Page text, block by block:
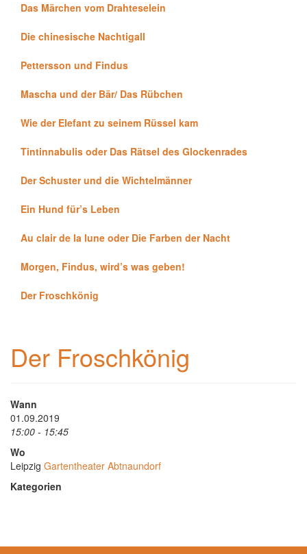
Das Märchen vom Drahteselein
Die chinesische Nachtigall
Pettersson und Findus
Mascha und der Bär/ Das Rübchen
Wie der Elefant zu seinem Rüssel kam
Tintinnabulis oder Das Rätsel des Glockenrades
Der Schuster und die Wichtelmänner
Ein Hund für’s Leben
Au clair de la lune oder Die Farben der Nacht
Morgen, Findus, wird’s was geben!
Der Froschkönig
Der Froschkönig
Wann
01.09.2019
15:00 - 15:45
Wo
Leipzig Gartentheater Abtnaundorf
Kategorien